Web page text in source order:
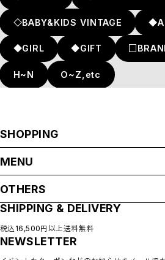
◇BABY&KIDS VINTAGE
◆GIRL ◆GIFT
H~N O~Z,etc
SHOPPING
NEW ARRIVAL
◇SALE
◇BABY
MENU
SHOP GUIDE
PAYMENT METHODS
BLOG
OTHERS
プライバシーポリシー
特定商取引法に基づく表記
会員規約
SHIPPING & DELIVERY
税込16,500円以上送料無料
NEWSLETTER